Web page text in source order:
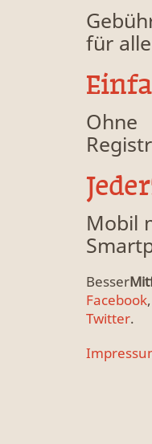
für alle
Ohne
Mobil
Besser
Facebook,
Twitter.